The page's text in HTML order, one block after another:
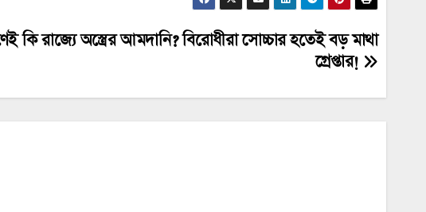
কি রাজ্যে অস্ত্রের আমদানি? বিরোধীরা সোচ্চার হতেই বড় মাথা
গ্রেপ্তার!